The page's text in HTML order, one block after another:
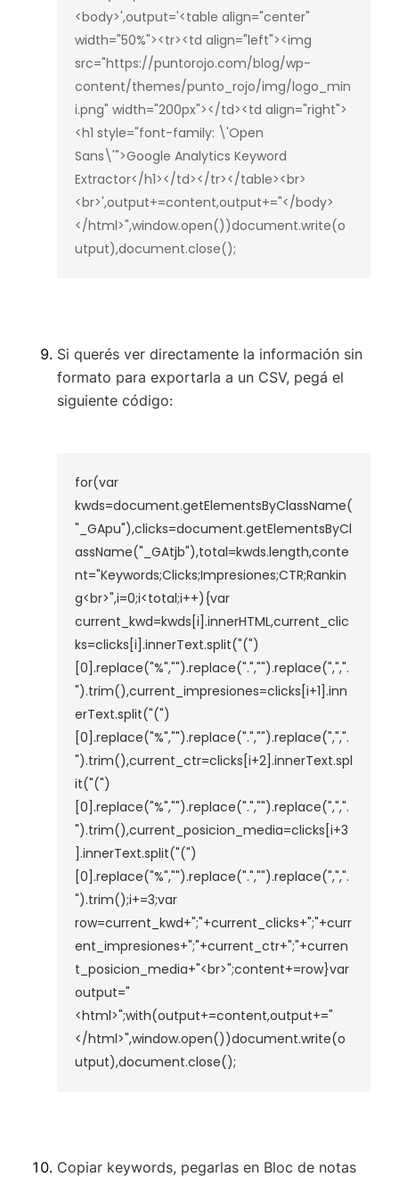
<body>',output='<table align="center"
width="50%"><tr><td align="left"><img
src="https://puntorojo.com/blog/wp-
content/themes/punto_rojo/img/logo_min
i.png" width="200px"></td><td align="right">
<h1 style="font-family: \'Open
Sans\'">Google Analytics Keyword
Extractor</h1></td></tr></table><br>
<br>',output+=content,output+="</body>
</html>",window.open())document.write(o
utput),document.close();
Si querés ver directamente la información sin
formato para exportarla a un CSV, pegá el
siguiente código:
for(var
kwds=document.getElementsByClassName(
"_GApu"),clicks=document.getElementsByCl
assName("_GAtjb"),total=kwds.length,conte
nt="Keywords;Clicks;Impresiones;CTR;Rankin
g<br>",i=0;i<total;i++){var
current_kwd=kwds[i].innerHTML,current_clic
ks=clicks[i].innerText.split("(")
[0].replace("%","").replace(".","").replace(",",".
").trim(),current_impresiones=clicks[i+1].inn
erText.split("(")
[0].replace("%","").replace(".","").replace(",",".
").trim(),current_ctr=clicks[i+2].innerText.spl
it("(")
[0].replace("%","").replace(".","").replace(",",".
").trim(),current_posicion_media=clicks[i+3
].innerText.split("(")
[0].replace("%","").replace(".","").replace(",",".
").trim();i+=3;var
row=current_kwd+";"+current_clicks+";"+curr
ent_impresiones+";"+current_ctr+";"+curren
t_posicion_media+"<br>";content+=row}var
output="
<html>";with(output+=content,output+="
</html>",window.open())document.write(o
utput),document.close();
Copiar keywords, pegarlas en Bloc de notas